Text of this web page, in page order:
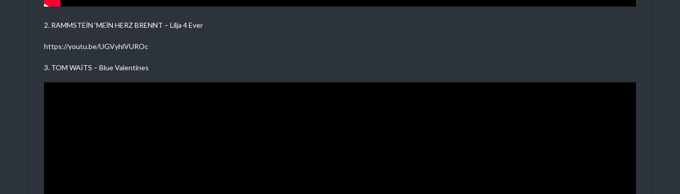
2. RAMMSTEİN ‘MEİN HERZ BRENNT – Lilja 4 Ever
https://youtu.be/UGVyhiVUROc
3. TOM WAİTS – Blue Valentines